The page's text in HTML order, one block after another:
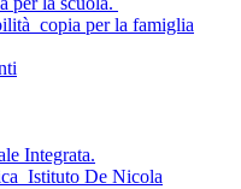
per la famiglia
Integrata.
De Nicola